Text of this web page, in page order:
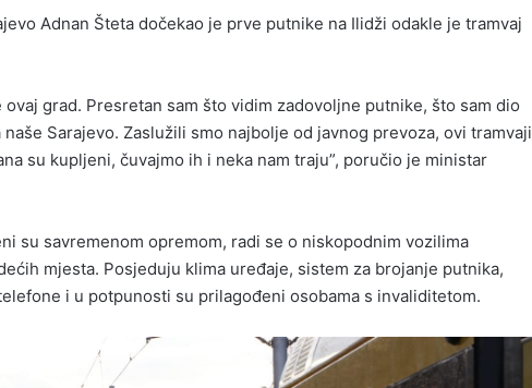
Adnan Šteta dočekao je prve putnike na Ilidži odakle je tramvaj
grad. Presretan sam što vidim zadovoljne putnike, što sam dio
Sarajevo. Zaslužili smo najbolje od javnog prevoza, ovi tramvaji
su kupljeni, čuvajmo ih i neka nam traju”, poručio je ministar
su savremenom opremom, radi se o niskopodnim vozilima
mjesta. Posjeduju klima uređaje, sistem za brojanje putnika,
i u potpunosti su prilagođeni osobama s invaliditetom.